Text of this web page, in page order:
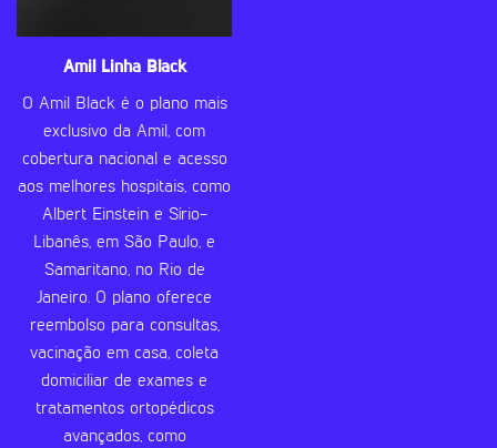
Amil Linha Black
O Amil Black é o plano mais
exclusivo da Amil, com
cobertura nacional e acesso
aos melhores hospitais, como
Albert Einstein e Sírio-
Libanês, em São Paulo, e
Samaritano, no Rio de
Janeiro. O plano oferece
reembolso para consultas,
vacinação em casa, coleta
domiciliar de exames e
tratamentos ortopédicos
avançados, como